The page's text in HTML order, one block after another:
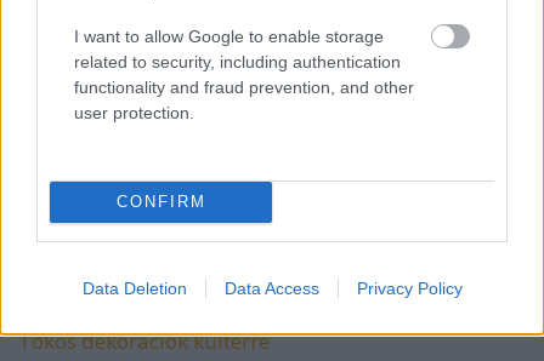
I want to allow Google to enable storage
related to security, including authentication
functionality and fraud prevention, and other
user protection.
CONFIRM
Data Deletion Data Access Privacy Policy
30+ zseniális töklámpás
Tökfaragás fúrógéppel
Tökfaragás nálunk
Ingyenes halloween sablonok
Legmenőbb töklámpások
Tökös dekorációk kültérre